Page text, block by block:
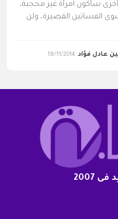
سأكون امرأة غير محجبة،
الفساتين القصيرة، ولن
عادل فؤاد 18/11/2014
2007